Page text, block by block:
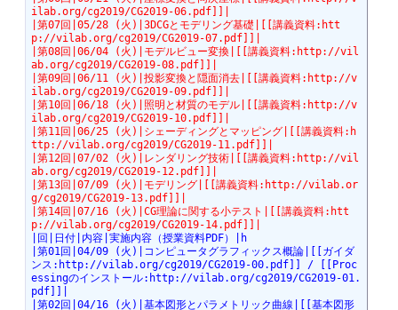
ilab.org/cg2019/CG2019-06.pdf]]|
|第07回|05/28 (火)|3DCGとモデリング基礎|[[講義資料:htt
p://vilab.org/cg2019/CG2019-07.pdf]]|
|第08回|06/04 (火)|モデルビュー変換|[[講義資料:http://vil
ab.org/cg2019/CG2019-08.pdf]]|
|第09回|06/11 (火)|投影変換と隠面消去|[[講義資料:http://v
ilab.org/cg2019/CG2019-09.pdf]]|
|第10回|06/18 (火)|照明と材質のモデル|[[講義資料:http://v
ilab.org/cg2019/CG2019-10.pdf]]|
|第11回|06/25 (火)|シェーディングとマッピング|[[講義資料:h
ttp://vilab.org/cg2019/CG2019-11.pdf]]|
|第12回|07/02 (火)|レンダリング技術|[[講義資料:http://vil
ab.org/cg2019/CG2019-12.pdf]]|
|第13回|07/09 (火)|モデリング|[[講義資料:http://vilab.or
g/cg2019/CG2019-13.pdf]]|
|第14回|07/16 (火)|CG理論に関する小テスト|[[講義資料:htt
p://vilab.org/cg2019/CG2019-14.pdf]]|
|回|日付|内容|実施内容（授業資料PDF）|h
|第01回|04/09 (火)|コンピュータグラフィックス概論|[[ガイダ
ンス:http://vilab.org/cg2019/CG2019-00.pdf]] / [[Proc
essingのインストール:http://vilab.org/cg2019/CG2019-01.
pdf]]|
|第02回|04/16 (火)|基本図形とパラメトリック曲線|[[基本図形